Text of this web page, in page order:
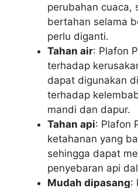
perubahan cuaca,
bertahan selama
perlu diganti.
Tahan air: Plafon
terhadap
dapat digunakan
terhadap
mandi dan dapur.
Tahan api: Plafon
ketahanan yang
sehingga dapat
penyebaran api
Mudah dipasang: